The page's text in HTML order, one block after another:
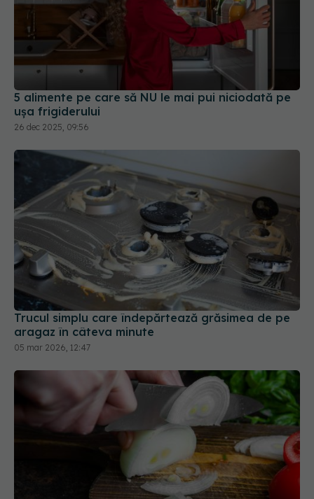
5 alimente pe care să NU le mai pui niciodată pe
ușa frigiderului
26 dec 2025, 09:56
Trucul simplu care îndepărtează grăsimea de pe
aragaz în câteva minute
05 mar 2026, 12:47
Cum se taie corect ceapa, potrivit unui bucătar